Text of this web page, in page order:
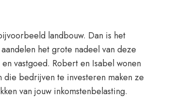
landbouw. Dan is het
het grote nadeel van deze
vastgoed. Robert en Isabel wonen
die bedrijven te investeren maken ze
van jouw inkomstenbelasting.